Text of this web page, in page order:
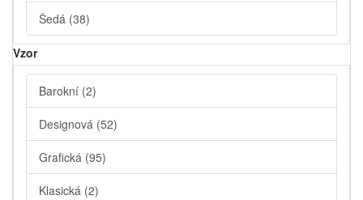
Šedá (38)
Vzor
Barokní (2)
Designová (52)
Grafická (95)
Klasická (2)